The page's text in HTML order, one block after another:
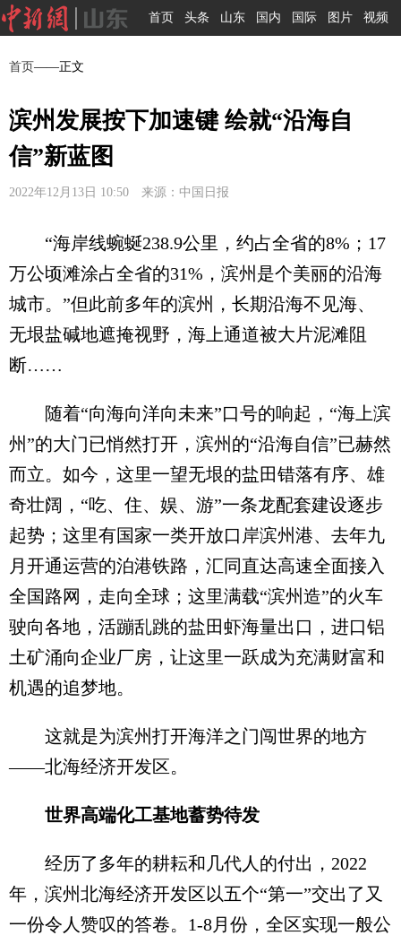
首页 头条 山东 国内 国际 图片 视频
首页——正文
滨州发展按下加速键 绘就“沿海自
信”新蓝图
2022年12月13日 10:50 来源：中国日报
“海岸线蜿蜒238.9公里，约占全省的8%；17
万公顷滩涂占全省的31%，滨州是个美丽的沿海
城市。”但此前多年的滨州，长期沿海不见海、
无垠盐碱地遮掩视野，海上通道被大片泥滩阻
断……
随着“向海向洋向未来”口号的响起，“海上滨
州”的大门已悄然打开，滨州的“沿海自信”已赫然
而立。如今，这里一望无垠的盐田错落有序、雄
奇壮阔，“吃、住、娱、游”一条龙配套建设逐步
起势；这里有国家一类开放口岸滨州港、去年九
月开通运营的泊港铁路，汇同直达高速全面接入
全国路网，走向全球；这里满载“滨州造”的火车
驶向各地，活蹦乱跳的盐田虾海量出口，进口铝
土矿涌向企业厂房，让这里一跃成为充满财富和
机遇的追梦地。
这就是为滨州打开海洋之门闯世界的地方
——北海经济开发区。
世界高端化工基地蓄势待发
经历了多年的耕耘和几代人的付出，2022
年，滨州北海经济开发区以五个“第一”交出了又
一份令人赞叹的答卷。1-8月份，全区实现一般公